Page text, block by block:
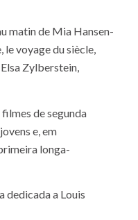
matin de Mia Hansen-
le voyage du siècle,
Zylberstein,
de segunda
e, em
longa-
dedicada a Louis